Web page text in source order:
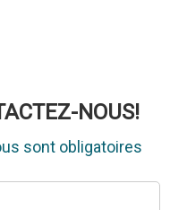
NOUS!
sont obligatoires